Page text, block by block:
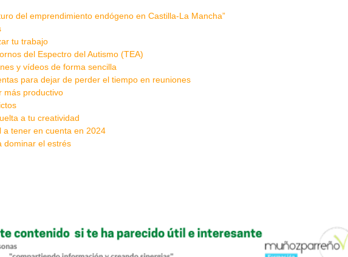
del emprendimiento endógeno en Castilla-La Mancha”
tu trabajo
del Espectro del Autismo (TEA)
y vídeos de forma sencilla
para dejar de perder el tiempo en reuniones
más productivo
a tu creatividad
a tener en cuenta en 2024
dominar el estrés